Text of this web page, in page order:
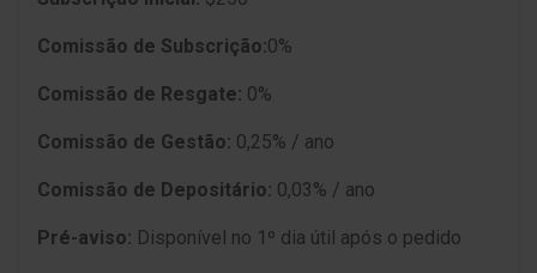
Comissão de Subscrição:0%
Comissão de Resgate: 0%
Comissão de Gestão: 0,25% / ano
Comissão de Depositário: 0,03% / ano
Pré-aviso: Disponí­vel no 1º dia útil após o pedido